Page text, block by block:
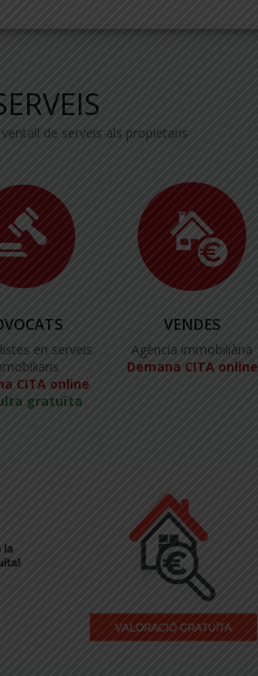
de serveis als propietaris
en serveis
CITA online
gratuïta
VENDES
Agència immobiliària
Demana CITA online